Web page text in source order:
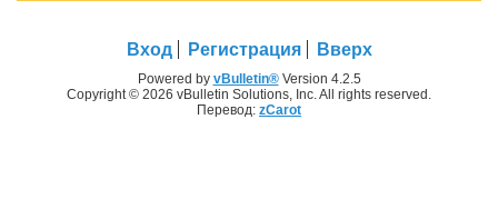
Вход Регистрация Вверх
Powered by vBulletin®Version 4.2.5
Copyright © 2026 vBulletin Solutions, Inc. All rights reserved.
Перевод: zCarot